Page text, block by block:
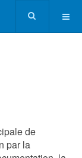
de
par la